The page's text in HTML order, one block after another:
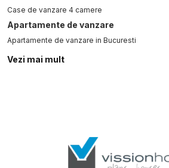
Case de vanzare 4 camere
Apartamente de vanzare
Apartamente de vanzare in Bucuresti
Apartamente de vanzare in Bucuresti Floreasca
Apartamente de vanzare in Bucuresti Pipera
Apartamente de vanzare in Bucuresti Ghencea
Vezi mai mult